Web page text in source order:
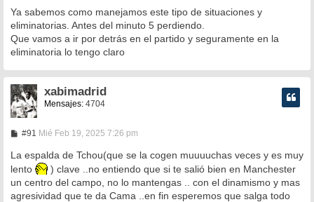
n
s
a
j
Ya sabemos como manejamos este tipo de situaciones y
eliminatorias. Antes del minuto 5 perdiendo.
Que vamos a ir por detrás en el partido y seguramente en la
eliminatoria lo tengo claro
xabimadrid
Mensajes:4704
#91 M
n
s
a
j
e
Mié Feb 19, 2025 7:26 pm
La espalda de Tchou(que se la cogen muuuuchas veces y es muy
lento
) clave ..no entiendo que si te salió bien en Manchester
un centro del campo, no lo mantengas .. con el dinamismo y mas
agresividad que te da Cama ..en fin esperemos que salga todo